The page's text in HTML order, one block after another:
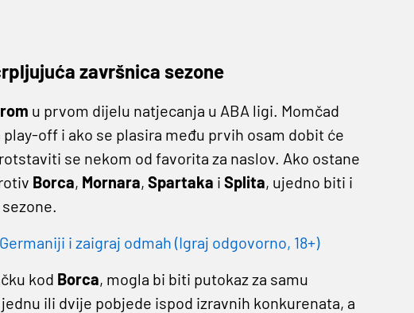
završnica sezone
u prvom dijelu natjecanja u ABA ligi. Momčad
play-off i ako se plasira među prvih osam dobit će
se nekom od favorita za naslov. Ako ostane
Borca, Mornara, Spartaka i Splita, ujedno biti i
i zaigraj odmah (Igraj odgovorno, 18+)
kod Borca, mogla bi biti putokaz za samu
ili dvije pobjede ispod izravnih konkurenata, a